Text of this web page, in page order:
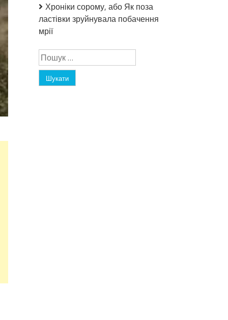
Хроніки сорому, або Як поза
ластівки зруйнувала побачення
мрії
Пошук: